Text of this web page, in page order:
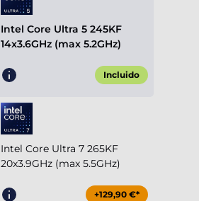
Intel Core Ultra 5 245KF
14x3.6GHz (max 5.2GHz)
Incluido
Intel Core Ultra 7 265KF
20x3.9GHz (max 5.5GHz)
+129,90 €*